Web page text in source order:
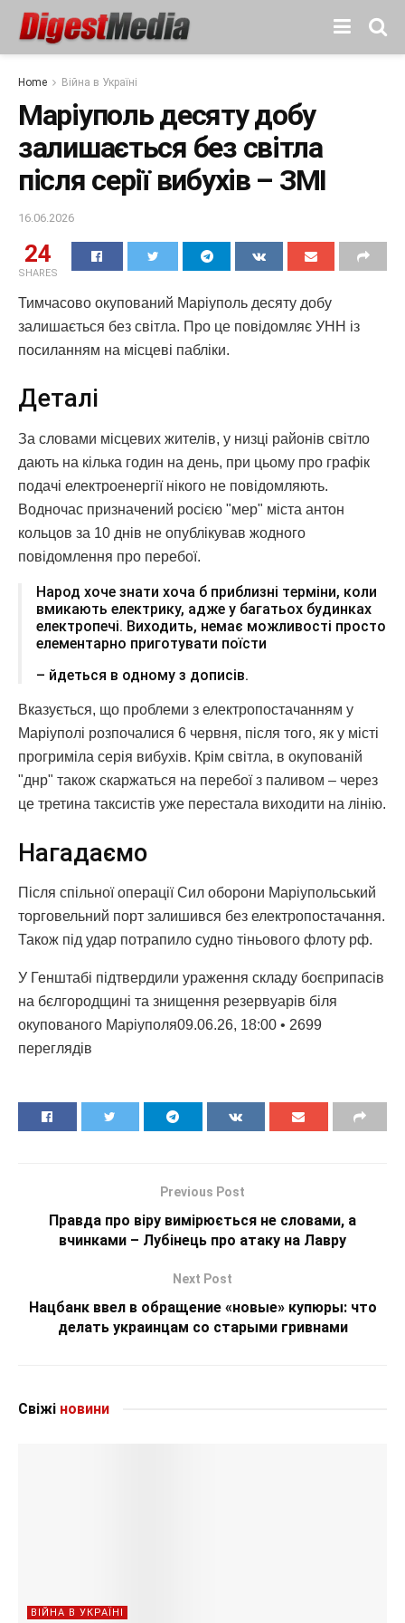
Home Війна в Україні
Маріуполь десяту добу
залишається без світла
після серії вибухів – ЗМІ
16.06.2026
24
SHARES
Тимчасово окупований Маріуполь десяту добу
залишається без світла. Про це повідомляє УНН із
посиланням на місцеві пабліки.
Деталі
За словами місцевих жителів, у низці районів світло
дають на кілька годин на день, при цьому про графік
подачі електроенергії нікого не повідомляють.
Водночас призначений росією "мер" міста антон
кольцов за 10 днів не опублікував жодного
повідомлення про перебої.
Народ хоче знати хоча б приблизні терміни, коли
вмикають електрику, адже у багатьох будинках
електропечі. Виходить, немає можливості просто
елементарно приготувати поїсти
– йдеться в одному з дописів.
Вказується, що проблеми з електропостачанням у
Маріуполі розпочалися 6 червня, після того, як у місті
прогриміла серія вибухів. Крім світла, в окупованій
"днр" також скаржаться на перебої з паливом – через
це третина таксистів уже перестала виходити на лінію.
Нагадаємо
Після спільної операції Сил оборони Маріупольський
торговельний порт залишився без електропостачання.
Також під удар потрапило судно тіньового флоту рф.
У Генштабі підтвердили ураження складу боєприпасів
на бєлгородщині та знищення резервуарів біля
окупованого Маріуполя09.06.26, 18:00 • 2699
переглядiв
Previous Post
Правда про віру вимірюється не словами, а
вчинками – Лубінець про атаку на Лавру
Next Post
Нацбанк ввел в обращение «новые» купюры: что
делать украинцам со старыми гривнами
Свіжі новини
ВІЙНА В УКРАЇНІ